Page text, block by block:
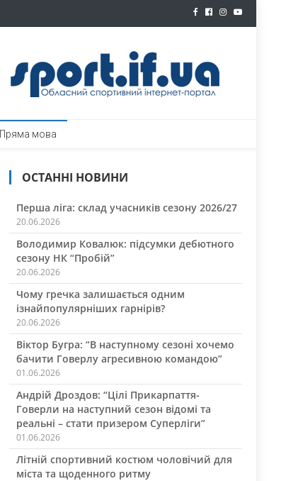
Пряма мова
ОСТАННІ НОВИНИ
Перша ліга: склад учасників сезону 2026/27
20.06.2026
Володимир Ковалюк: підсумки дебютного
сезону НК “Пробій”
20.06.2026
Чому гречка залишається одним
ізнайпопулярніших гарнірів?
20.06.2026
Віктор Бугра: “В наступному сезоні хочемо
бачити Говерлу агресивною командою”
01.06.2026
Андрій Дроздов: “Цілі Прикарпаття-
Говерли на наступний сезон відомі та
реальні – стати призером Суперліги”
01.06.2026
Літній спортивний костюм чоловічий для
міста та щоденного ритму